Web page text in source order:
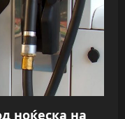
ноќеска на